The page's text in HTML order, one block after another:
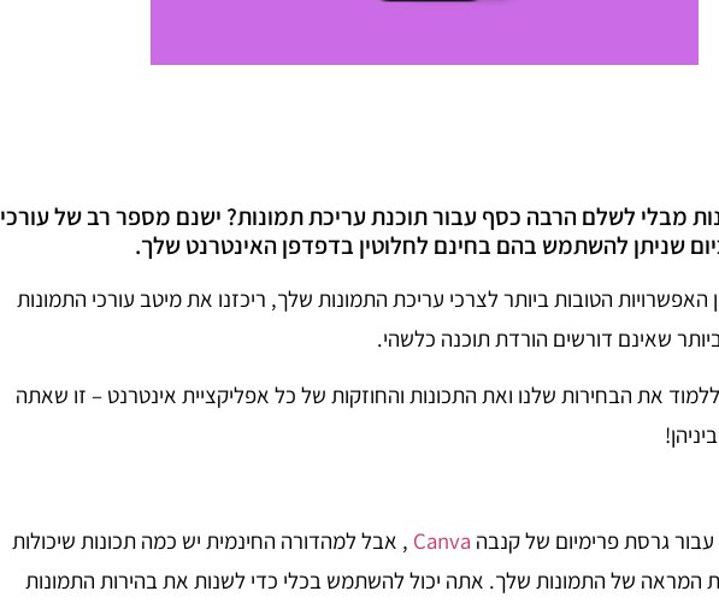
מבלי לשלם הרבה כסף עבור תוכנת עריכת תמונות? ישנם מספר רב של עורכי
כיום שניתן להשתמש בהם בחינם לחלוטין בדפדפן האינטרנט שלך.
הטובות ביותר לצרכי עריכת התמונות שלך, ריכזנו את מיטב עורכי התמונות
שאינם דורשים הורדת תוכנה כלשהי.
את הבחירות שלנו ואת התכונות והחוזקות של כל אפליקציית אינטרנט – זו שאתה
גרסת פרימיום של קנבה Canva , אבל למהדורה החינמית יש כמה תכונות שיכולות
המראה של התמונות שלך. אתה יכול להשתמש בכלי כדי לשנות את בהירות התמונות